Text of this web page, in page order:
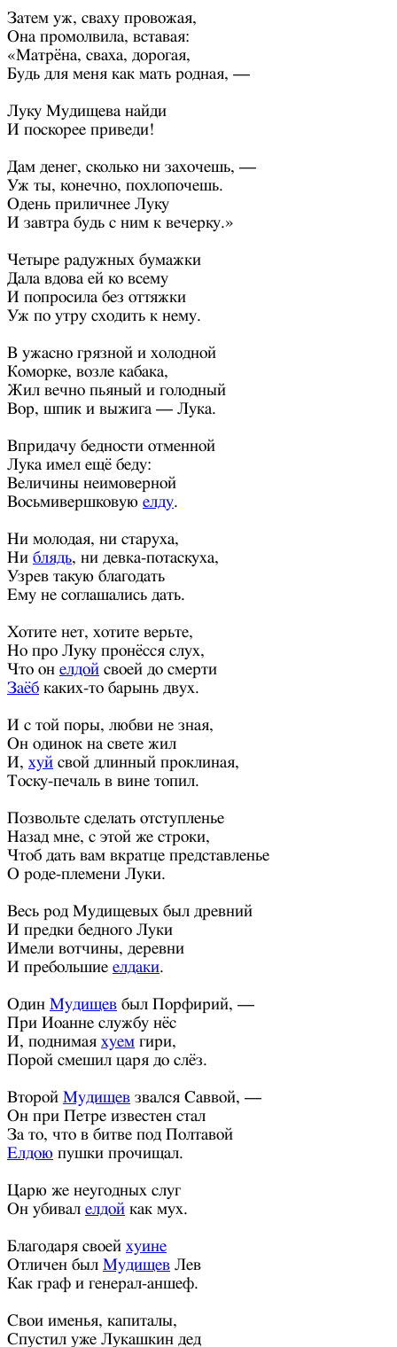
Затем уж, сваху провожая,
Она промолвила, вставая:
«Матрёна, сваха, дорогая,
Будь для меня как мать родная, —
Луку Мудищева найди
И поскорее приведи!
Дам денег, сколько ни захочешь, —
Уж ты, конечно, похлопочешь.
Одень приличнее Луку
И завтра будь с ним к вечерку.»
Четыре радужных бумажки
Дала вдова ей ко всему
И попросила без оттяжки
Уж по утру сходить к нему.
В ужасно грязной и холодной
Коморке, возле кабака,
Жил вечно пьяный и голодный
Вор, шпик и выжига — Лука.
Впридачу бедности отменной
Лука имел ещё беду:
Величины неимоверной
Восьмивершковую елду.
Ни молодая, ни старуха,
Ни блядь, ни девка-потаскуха,
Узрев такую благодать
Ему не соглашались дать.
Хотите нет, хотите верьте,
Но про Луку пронёсся слух,
Что он елдой своей до смерти
Заёб каких-то барынь двух.
И с той поры, любви не зная,
Он одинок на свете жил
И, хуй свой длинный проклиная,
Тоску-печаль в вине топил.
Позвольте сделать отступленье
Назад мне, с этой же строки,
Чтоб дать вам вкратце представленье
О роде-племени Луки.
Весь род Мудищевых был древний
И предки бедного Луки
Имели вотчины, деревни
И пребольшие елдаки.
Один Мудищев был Порфирий, —
При Иоанне службу нёс
И, поднимая хуем гири,
Порой смешил царя до слёз.
Второй Мудищев звался Саввой, —
Он при Петре известен стал
За то, что в битве под Полтавой
Елдою пушки прочищал.
Царю же неугодных слуг
Он убивал елдой как мух.
Благодаря своей хуине
Отличен был Мудищев Лев
Как граф и генерал-аншеф.
Свои именья, капиталы,
Спустил уже Лукашкин дед